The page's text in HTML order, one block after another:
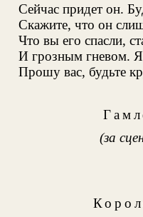
Сейчас придет он.
Скажите, что он
Что вы его спасли,
И грозным гневом.
Прошу вас, будьте
(за